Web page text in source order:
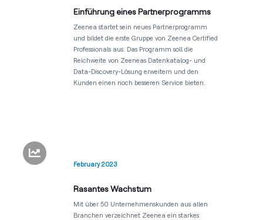
Einführung eines Partnerprogramms
Zeenea startet sein neues Partnerprogramm
und bildet die erste Gruppe von Zeenea Certified
Professionals aus. Das Programm soll die
Reichweite von Zeeneas Datenkatalog- und
Data-Discovery-Lösung erweitern und den
Kunden einen noch besseren Service bieten.
February 2023
Rasantes Wachstum
Mit über 50 Unternehmenskunden aus allen
Branchen verzeichnet Zeenea ein starkes
